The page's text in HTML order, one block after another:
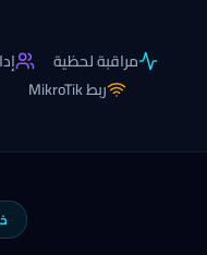
مراقبة لحظية
ربط MikroTik